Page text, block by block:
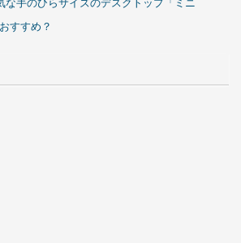
な手のひらサイズのデスクトップ「ミニ
すすめ？